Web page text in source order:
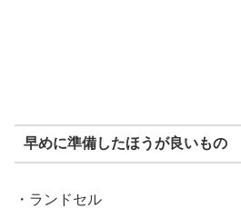
早めに準備したほうが良いもの
・ランドセル